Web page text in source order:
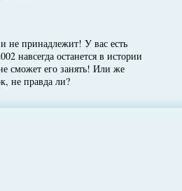
не принадлежит! У вас есть
навсегда останется в истории
сможет его занять! Или же
не правда ли?